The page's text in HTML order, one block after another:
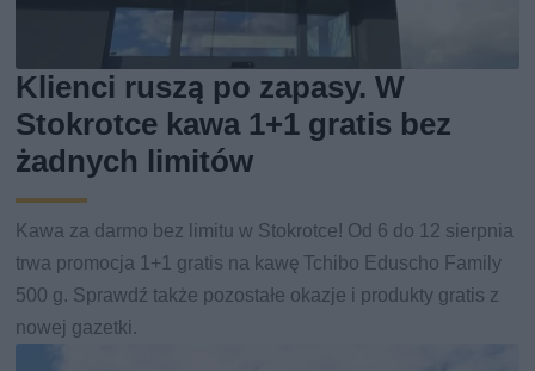
Klienci ruszą po zapasy. W
Stokrotce kawa 1+1 gratis bez
żadnych limitów
Kawa za darmo bez limitu w Stokrotce! Od 6 do 12 sierpnia
trwa promocja 1+1 gratis na kawę Tchibo Eduscho Family
500 g. Sprawdź także pozostałe okazje i produkty gratis z
nowej gazetki.